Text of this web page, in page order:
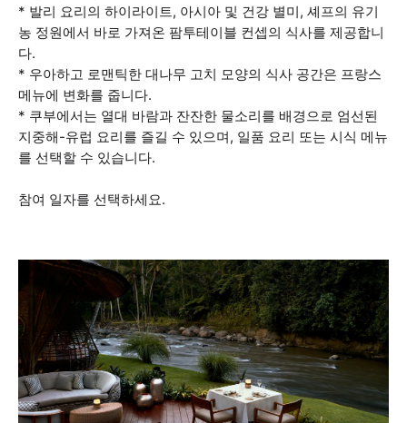
* 발리 요리의 하이라이트, 아시아 및 건강 별미, 셰프의 유기
농 정원에서 바로 가져온 팜투테이블 컨셉의 식사를 제공합니
다.
* 우아하고 로맨틱한 대나무 고치 모양의 식사 공간은 프랑스
메뉴에 변화를 줍니다.
* 쿠부에서는 열대 바람과 잔잔한 물소리를 배경으로 엄선된
지중해-유럽 요리를 즐길 수 있으며, 일품 요리 또는 시식 메뉴
를 선택할 수 있습니다.
참여 일자를 선택하세요.